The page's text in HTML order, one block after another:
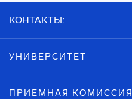
КОНТАКТЫ:
УНИВЕРСИТЕТ
ПРИЕМНАЯ КОМИССИЯ